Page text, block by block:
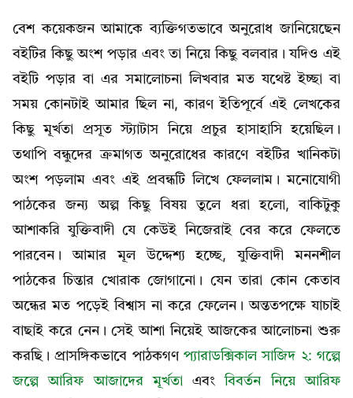
বেশ কয়েকজন আমাকে ব্যক্তিগতভাবে অনুরোধ জানিয়েছেন
বইটির কিছু অংশ পড়ার এবং তা নিয়ে কিছু বলবার। যদিও এই
বইটি পড়ার বা এর সমালোচনা লিখবার মত যথেষ্ট ইচ্ছা বা
সময় কোনটাই আমার ছিল না, কারণ ইতিপূর্বে এই লেখকের
কিছু মূর্খতা প্রসূত স্ট্যাটাস নিয়ে প্রচুর হাসাহাসি হয়েছিল।
তথাপি বন্ধুদের ক্রমাগত অনুরোধের কারণে বইটির খানিকটা
অংশ পড়লাম এবং এই প্রবন্ধটি লিখে ফেললাম। মনোযোগী
পাঠকের জন্য অল্প কিছু বিষয় তুলে ধরা হলো, বাকিটুকু
আশাকরি যুক্তিবাদী যে কেউই নিজেরাই বের করে ফেলতে
পারবেন। আমার মূল উদ্দেশ্য হচ্ছে, যুক্তিবাদী মননশীল
পাঠকের চিন্তার খোরাক জোগানো। যেন তারা কোন কেতাব
অন্ধের মত পড়েই বিশ্বাস না করে ফেলেন। অন্ততপক্ষে যাচাই
বাছাই করে নেন। সেই আশা নিয়েই আজকের আলোচনা শুরু
করছি। প্রাসঙ্গিকভাবে পাঠকগণ প্যারাডক্সিকাল সাজিদ ২: গল্পে
জল্পে আরিফ আজাদের মূর্খতাএবংবিবর্তন নিয়ে আরিফ